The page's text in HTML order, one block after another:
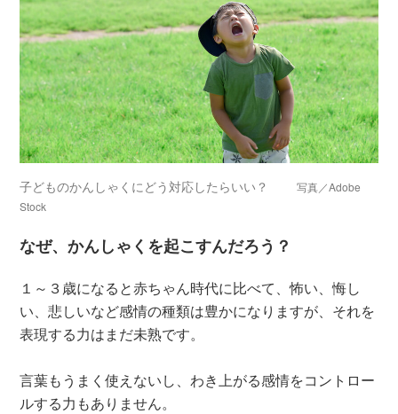
子どものかんしゃくにどう対応したらいい？
写真／Adobe
Stock
なぜ、かんしゃくを起こすんだろう？
１～３歳になると赤ちゃん時代に比べて、怖い、悔し
い、悲しいなど感情の種類は豊かになりますが、それを
表現する力はまだ未熟です。
言葉もうまく使えないし、わき上がる感情をコントロー
ルする力もありません。